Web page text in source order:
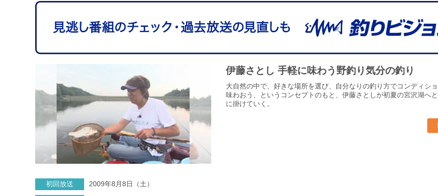
伊藤さとし 手軽に味わう野釣り気分の釣り
大自然の中で、好きな場所を選び、自分なりの釣り方でコンディシ
味わおう、というコンセプトのもと、伊藤さとしが初夏の宮沢湖へ
に掛けていく。
初回放送 2009年8月8日（土）